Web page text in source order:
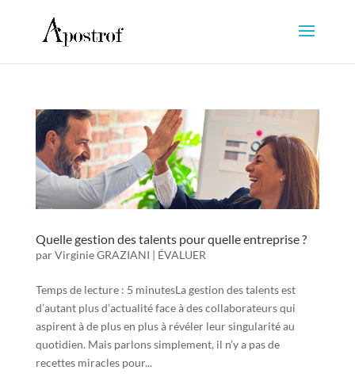
Quelle gestion des talents pour quelle entreprise ?
parVirginie GRAZIANI | ÉVALUER
Temps de lecture : 5 minutesLa gestion des talents est
d’autant plus d’actualité face à des collaborateurs qui
aspirent à de plus en plus à révéler leur singularité au
quotidien. Mais parlons simplement, il n’y a pas de
recettes miracles pour...